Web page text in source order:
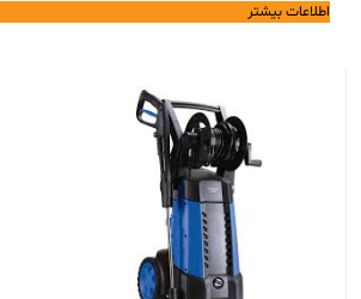
اطلاعات بیشتر